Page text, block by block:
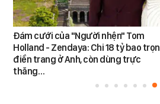
Đám cưới của "Người nhện" Tom
Holland - Zendaya: Chi 18 tỷ bao trọn
điền trang ở Anh, còn dùng trực
thăng…